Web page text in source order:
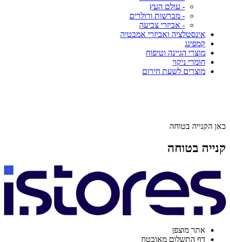
- עולם העץ
- מברשות ורולרים
- אביזרי צביעה
אינסטלציה ואביזרי אמבטיה
קמפינג
מוצרי הגיינה וטיפוח
חומרי ניקוי
מוצרים לשעת חירום
כאן הקנייה בטוחה
קנייה בטוחה
אתר מוצפן
דף התשלום מאובטח